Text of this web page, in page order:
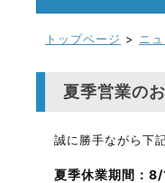
トップページ > ニ
夏季営業の
誠に勝手ながら下
夏季休業期間：